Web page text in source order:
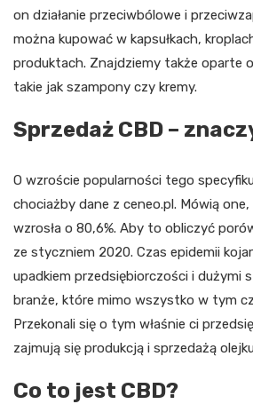
on działanie przeciwbólowe i
można kupować w kapsułkach,
produktach. Znajdziemy także oparte
takie jak szampony czy kremy.
Sprzedaż CBD –
O wzroście popularności tego
chociażby dane z ceneo.pl. Mówią
wzrosła o 80,6%. Aby to obliczyć
ze styczniem 2020. Czas epidemii
upadkiem przedsiębiorczości i dużymi
branże, które mimo wszystko w tym
Przekonali się o tym właśnie ci
zajmują się produkcją i sprzedażą
Co to jest CBD?